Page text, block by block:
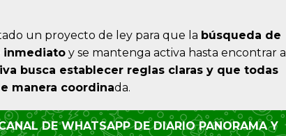
un proyecto de ley para que la búsqueda de
inmediato y se mantenga activa hasta encontrar a
busca establecer reglas claras y que todas
manera coordinada.
DE WHATSAPP DE DIARIO PANORAMA Y